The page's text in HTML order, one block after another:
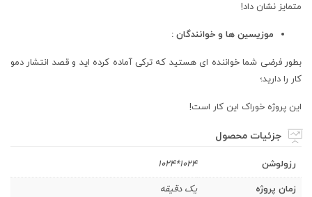
متمایز نشان داد!
موزیسین ها و خوانندگان :
بطور فرضی شما خواننده ای هستید که ترکی آماده کرده اید و قصد انتشار دمو
کار را دارید؛
این پروژه خوراک این کار است!
جزئیات محصول
رزولوشن
1024*1024
زمان پروژه
یک دقیقه